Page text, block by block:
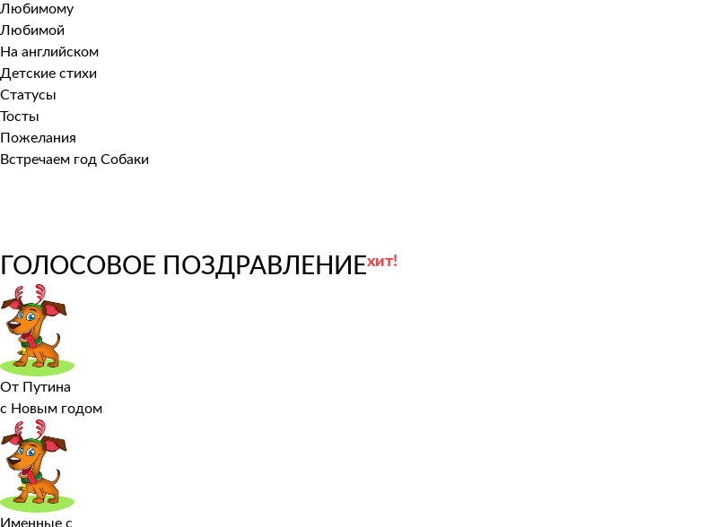
Любимому
Любимой
На английском
Детские стихи
Статусы
Тосты
Пожелания
Встречаем год Собаки
ГОЛОСОВОЕ ПОЗДРАВЛЕНИЕхит!
От Путина
с Новым годом
Именные с